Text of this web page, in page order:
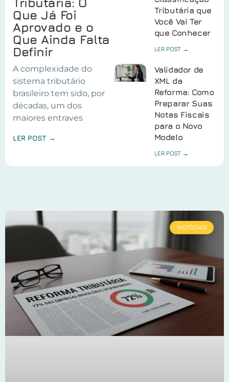
Que Já Foi
Aprovado e o
Que Ainda Falta
Definir
A complexidade do
sistema tributário
brasileiro tem sido, por
décadas, um dos
maiores entraves
LER POST →
Tributária que
Você Vai Ter
que Conhecer
LER POST →
Validador de
XML da
Reforma: Como
Preparar Suas
Notas Fiscais
para o Novo
Modelo
LER POST →
NOTÍCIAS